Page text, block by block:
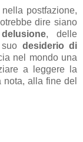
postfazione,
dire siano
, delle
desiderio di
nel mondo una
a leggere la
alla fine del